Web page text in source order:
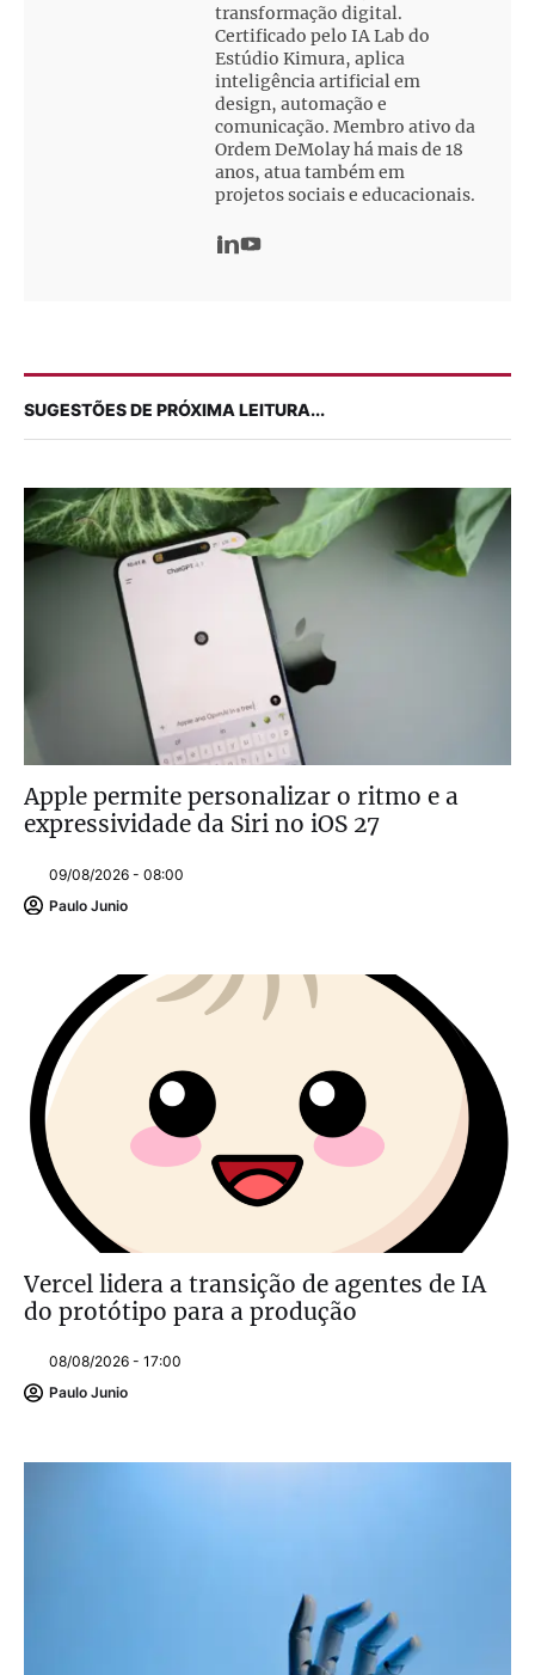
transformação digital.
Certificado pelo IA Lab do
Estúdio Kimura, aplica
inteligência artificial em
design, automação e
comunicação. Membro ativo da
Ordem DeMolay há mais de 18
anos, atua também em
projetos sociais e educacionais.
SUGESTÕES DE PRÓXIMA LEITURA...
Apple permite personalizar o ritmo e a
expressividade da Siri no iOS 27
09/08/2026 - 08:00
Paulo Junio
Vercel lidera a transição de agentes de IA
do protótipo para a produção
08/08/2026 - 17:00
Paulo Junio